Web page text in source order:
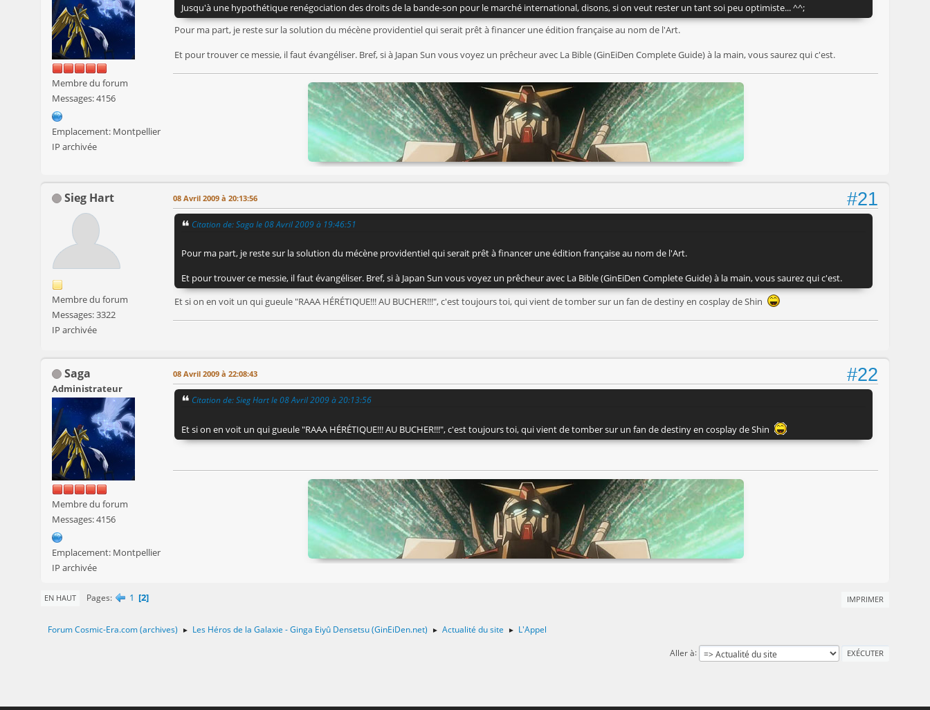
Membre du forum
Messages: 4156
Emplacement: Montpellier
IP archivée
Jusqu'à une hypothétique renégociation des droits de la bande-son pour le marché international, disons, si on veut rester un tant soi peu optimiste... ^^;
Pour ma part, je reste sur la solution du mécène providentiel qui serait prêt à financer une édition française au nom de l'Art.
Et pour trouver ce messie, il faut évangéliser. Bref, si à Japan Sun vous voyez un prêcheur avec La Bible (GinEiDen Complete Guide) à la main, vous saurez qui c'est.
Sieg Hart
Membre du forum
Messages: 3322
IP archivée
#21
08 Avril 2009 à 20:13:56
Citation de: Saga le 08 Avril 2009 à 19:46:51
Pour ma part, je reste sur la solution du mécène providentiel qui serait prêt à financer une édition française au nom de l'Art.
Et pour trouver ce messie, il faut évangéliser. Bref, si à Japan Sun vous voyez un prêcheur avec La Bible (GinEiDen Complete Guide) à la main, vous saurez qui c'est.
Et si on en voit un qui gueule "RAAA HÉRÉTIQUE!!! AU BUCHER!!!", c'est toujours toi, qui vient de tomber sur un fan de destiny en cosplay de Shin
Saga
Administrateur
Membre du forum
Messages: 4156
Emplacement: Montpellier
IP archivée
#22
08 Avril 2009 à 22:08:43
Citation de: Sieg Hart le 08 Avril 2009 à 20:13:56
Et si on en voit un qui gueule "RAAA HÉRÉTIQUE!!! AU BUCHER!!!", c'est toujours toi, qui vient de tomber sur un fan de destiny en cosplay de Shin
IMPRIMER
EN HAUT Pages 1 2
Forum Cosmic-Era.com (archives) ► Les Héros de la Galaxie - Ginga Eiyû Densetsu (GinEiDen.net) ► Actualité du site ►
L'Appel
Aller à